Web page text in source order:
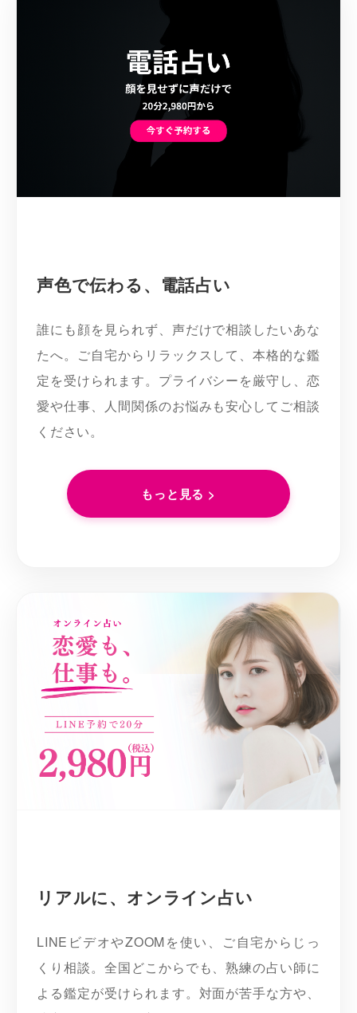
声色で伝わる、電話占い
誰にも顔を見られず、声だけで相談したいあな
たへ。ご自宅からリラックスして、本格的な鑑
定を受けられます。プライバシーを厳守し、恋
愛や仕事、人間関係のお悩みも安心してご相談
ください。
もっと見る >
リアルに、オンライン占い
LINEビデオやZOOMを使い、ご自宅からじっ
くり相談。全国どこからでも、熟練の占い師に
よる鑑定が受けられます。対面が苦手な方や、